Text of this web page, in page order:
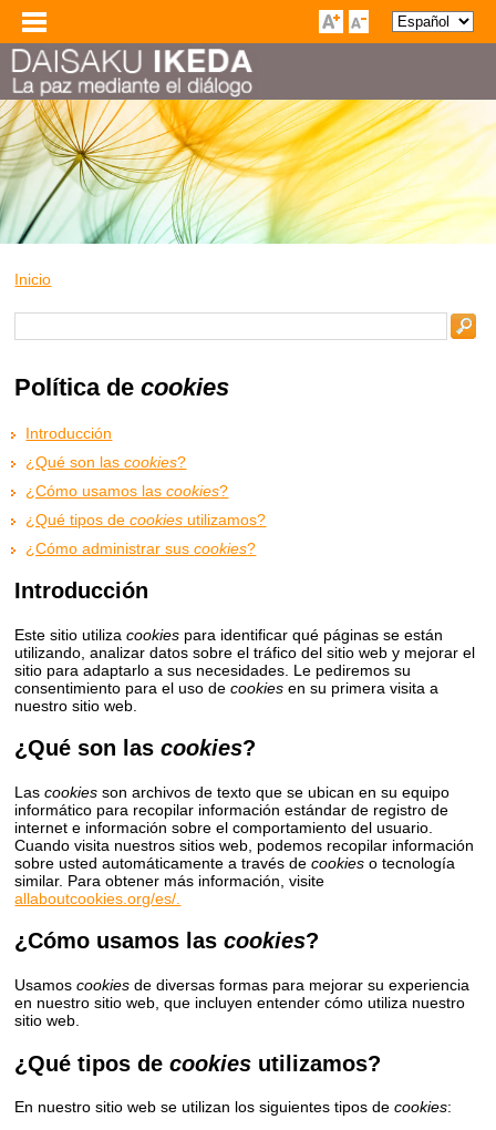
Inicio
Política decookies
Introducción
¿Qué son lascookies?
¿Cómo usamos lascookies?
¿Qué tipos decookies utilizamos?
¿Cómo administrar suscookies?
Introducción
Este sitio utilizacookies para identificar qué páginas se están
utilizando, analizar datos sobre el tráfico del sitio web y mejorar el
sitio para adaptarlo a sus necesidades. Le pediremos su
consentimiento para el uso decookies en su primera visita a
nuestro sitio web.
¿Qué son lascookies?
Lascookies son archivos de texto que se ubican en su equipo
informático para recopilar información estándar de registro de
internet e información sobre el comportamiento del usuario.
Cuando visita nuestros sitios web, podemos recopilar información
sobre usted automáticamente a través decookies o tecnología
similar. Para obtener más información, visite
allaboutcookies.org/es/.
¿Cómo usamos lascookies?
Usamoscookies de diversas formas para mejorar su experiencia
en nuestro sitio web, que incluyen entender cómo utiliza nuestro
sitio web.
¿Qué tipos decookies utilizamos?
En nuestro sitio web se utilizan los siguientes tipos decookies: